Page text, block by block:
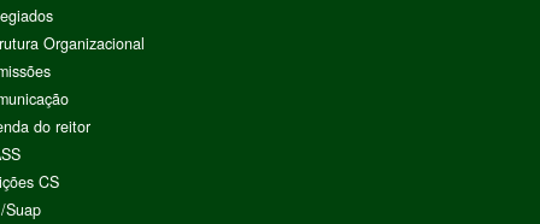
Organizacional
do reitor
CS
Suap